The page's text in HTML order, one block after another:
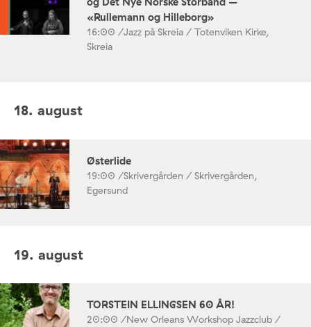
«Rullemann og Hilleborg»
16:00 /Jazz på Skreia / Totenviken Kirke,
Skreia
18. august
Østerlide
19:00 /Skrivergården / Skrivergården,
Egersund
19. august
TORSTEIN ELLINGSEN 60 ÅR!
20:00 /New Orleans Workshop Jazzclub /